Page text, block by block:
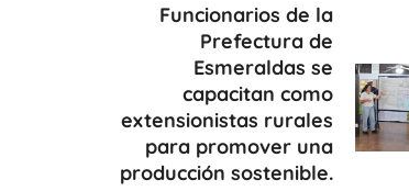
Funcionarios de la
Prefectura de
Esmeraldas se
capacitan como
extensionistas rurales
para promover una
producción sostenible.